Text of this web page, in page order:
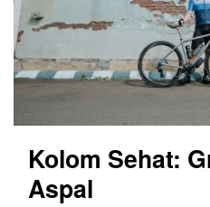
Kolom Sehat:
Aspal